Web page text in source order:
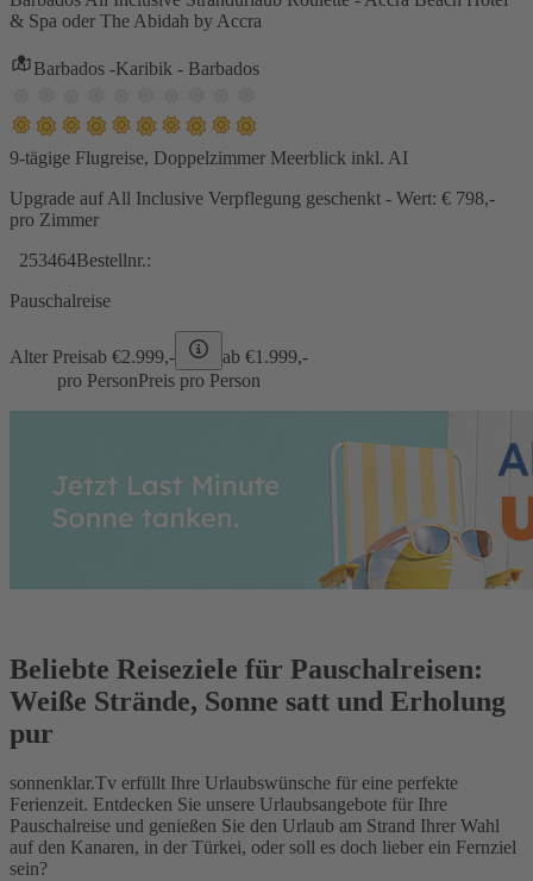
& Spa oder The Abidah by Accra
Barbados -Karibik - Barbados
9-tägige Flugreise, Doppelzimmer Meerblick inkl. AI
Upgrade auf All Inclusive Verpflegung geschenkt - Wert: € 798,-
pro Zimmer
253464Bestellnr.:
Pauschalreise
Alter Preisab €2.999,- ab €1.999,-
pro PersonPreis pro Person
Beliebte Reiseziele für Pauschalreisen:
Weiße Strände, Sonne satt und Erholung
pur
sonnenklar.Tv erfüllt Ihre Urlaubswünsche für eine perfekte
Ferienzeit. Entdecken Sie unsere Urlaubsangebote für Ihre
Pauschalreise und genießen Sie den Urlaub am Strand Ihrer Wahl
auf den Kanaren, in der Türkei, oder soll es doch lieber ein Fernziel
sein?